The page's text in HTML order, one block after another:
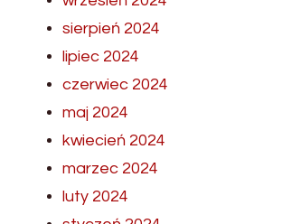
sierpień 2024
lipiec 2024
czerwiec 2024
maj 2024
kwiecień 2024
marzec 2024
luty 2024